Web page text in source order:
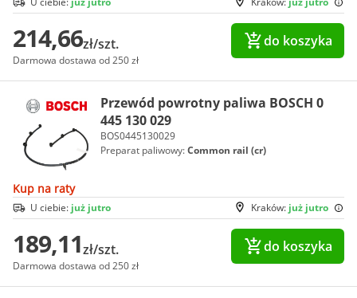
214,66zł/szt.
Darmowa dostawa od 250 zł
do koszyka
Przewód powrotny paliwa BOSCH 0
445 130 029
BOS0445130029
Preparat paliwowy:Common rail (cr)
Kup na raty
Kraków: już jutro
U ciebie: już jutro
189,11zł/szt.
Darmowa dostawa od 250 zł
do koszyka